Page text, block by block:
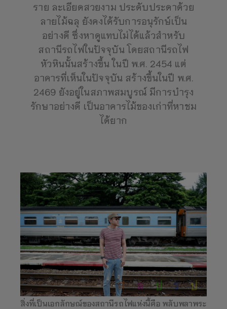
ราย ละเอียดสวยงาม ประดับประดาด้วย
ลายไม้ฉลุ ยังคงได้รับการอนุรักษ์เป็น
อย่างดี ซึ่งหาดูแทบไม่ได้แล้วสำหรับ
สถานีรถไฟในปัจจุบัน โดยสถานีรถไฟ
หัวหินนั้นสร้างขึ้น ในปี พ.ศ. 2454 แต่
อาคารที่เห็นในปัจจุบัน สร้างขึ้นในปี พ.ศ.
2469 ยังอยู่ในสภาพสมบูรณ์ มีการบำรุง
รักษาอย่างดี เป็นอาคารไม้ของเก่าที่หาชม
ได้ยาก
สิ่งที่เป็นเอกลักษณ์ของสถานีรถไฟแห่งนี้คือ พลับพลาพระ